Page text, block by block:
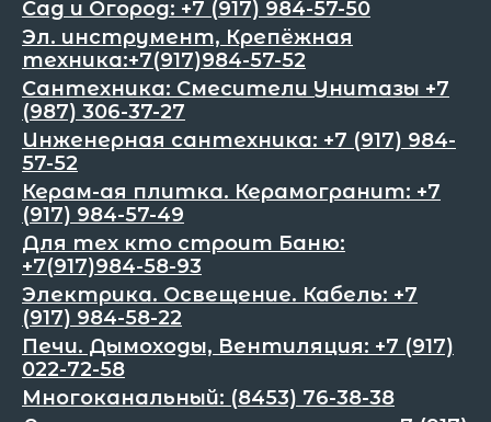
Сад и Огород: +7 (917) 984-57-50
Эл. инструмент, Крепёжная
техника:+7(917)984-57-52
Сантехника: Смесители Унитазы +7
(987) 306-37-27
Инженерная сантехника: +7 (917) 984-
57-52
Керам-ая плитка. Керамогранит: +7
(917) 984-57-49
Для тех кто строит Баню:
+7(917)984-58-93
Электрика. Освещение. Кабель: +7
(917) 984-58-22
Печи. Дымоходы, Вентиляция: +7 (917)
022-72-58
Многоканальный: (8453) 76-38-38